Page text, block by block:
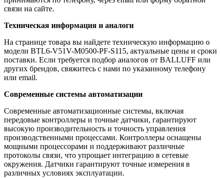
связи на сайте.
Техническая информация и аналоги
На странице товара вы найдете техническую информацию о
модели BTL6-V51V-M0500-PF-S115, актуальные цены и сроки
поставки. Если требуется подбор аналогов от BALLUFF или
других брендов, свяжитесь с нами по указанному телефону
или email.
Современные системы автоматизации
Современные автоматизационные системы, включая
передовые контроллеры и точные датчики, гарантируют
высокую производительность и точность управления
производственными процессами. Контроллеры оснащены
мощными процессорами и поддерживают различные
протоколы связи, что упрощает интеграцию в сетевые
окружения. Датчики гарантируют точные измерения в
различных условиях эксплуатации.